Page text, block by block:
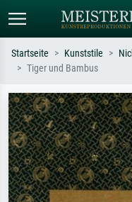
Suchen Sie nach Künstlern,
oder Stilen – z.B. Monet,
Sternennacht, Impressionismus,
Hokusai, Akt.
Startseite Kunststile
Tiger und Bambus